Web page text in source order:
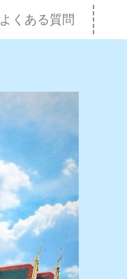
よくある質問